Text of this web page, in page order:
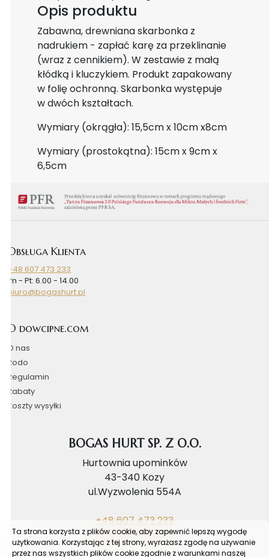
Opis produktu
Zabawna, drewniana skarbonka z
nadrukiem - zapłać karę za przeklinanie
(wraz z cennikiem). W zestawie z małą
kłódką i kluczykiem. Produkt zapakowany
w folię ochronną. Skarbonka występuje
w dwóch kształtach.
Wymiary (okrągła): 15,5cm x 10cm x8cm
Wymiary (prostokątna): 15cm x 9cm x
6,5cm
Obsługa Klienta
+48 607 473 233
Pn - Pt: 6.00 - 14.00
biuro@bogashurt.pl
O dowcipne.com
O nas
Rodo
Regulamin
Rabaty
Koszty wysyłki
BOGAS HURT SP. Z O.O.
Hurtownia upominków
43-340 Kozy
ul.Wyzwolenia 554A
+48 607 473 233
biuro@bogashurt.pl
Ta strona korzysta z plików cookie, aby zapewnić lepszą wygodę
użytkowania. Korzystając z tej strony, wyrażasz zgodę na używanie
przez nas wszystkich plików cookie zgodnie z warunkami naszej